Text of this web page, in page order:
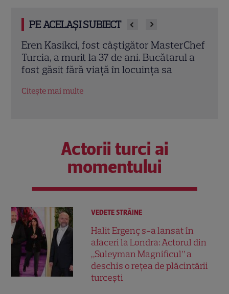
PE ACELAȘI SUBIECT
Trei cupluri revin la „Insula Iubirii –
Reuniuni”. Ce se întâmplă când se
întâlnesc din nou cu Radu Vâlcan
Citește mai multe
Actorii turci ai
momentului
VEDETE STRĂINE
Halit Ergenç s-a lansat în
afaceri la Londra: Actorul din
„Suleyman Magnificul” a
deschis o rețea de plăcintării
turcești